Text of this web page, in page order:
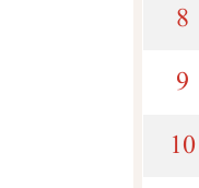
8
9
10